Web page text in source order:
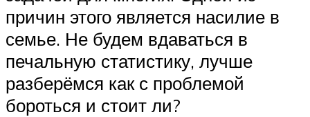
причин этого является насилие в
семье. Не будем вдаваться в
печальную статистику, лучше
разберёмся как с проблемой
бороться и стоит ли?